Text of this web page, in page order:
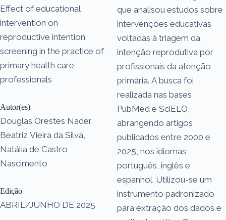
Effect of educational
intervention on
reproductive intention
screening in the practice of
primary health care
professionals
Autor(es)
Douglas Orestes Nader,
Beatriz Vieira da Silva,
Natália de Castro
Nascimento
Edição
ABRIL/JUNHO DE 2025
que analisou estudos sobre
intervenções educativas
voltadas à triagem da
intenção reprodutiva por
profissionais da atenção
primária. A busca foi
realizada nas bases
PubMed e SciELO,
abrangendo artigos
publicados entre 2000 e
2025, nos idiomas
português, inglês e
espanhol. Utilizou-se um
instrumento padronizado
para extração dos dados e